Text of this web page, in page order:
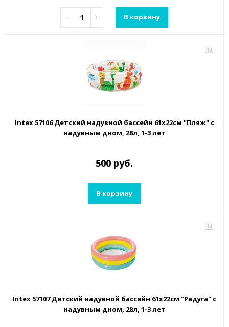
− + В корзину
Intex 57106 Детский надувной бассейн 61х22см "Пляж" с
надувным дном, 28л, 1-3 лет
500 руб.
В корзину
Intex 57107 Детский надувной бассейн 61х22см "Радуга" с
надувным дном, 28л, 1-3 лет